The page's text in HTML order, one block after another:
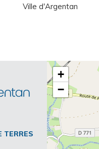
Ville d'Argentan
TERRES
+
−